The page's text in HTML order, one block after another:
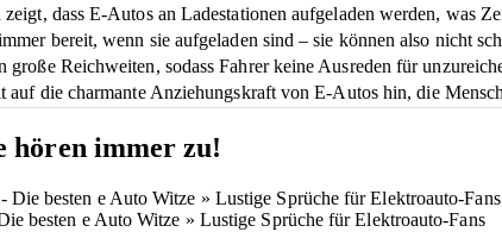
dass E-Autos an Ladestationen aufgeladen werden, was
bereit, wenn sie aufgeladen sind – sie können also nicht
große Reichweiten, sodass Fahrer keine Ausreden für
auf die charmante Anziehungskraft von E-Autos hin, die
hören immer zu!
besten e Auto Witze » Lustige Sprüche für Elektroauto-Fans